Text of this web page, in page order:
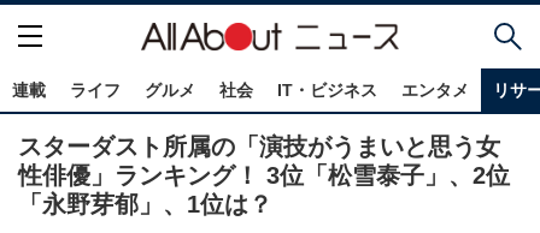
連載 ライフ グルメ 社会 IT・ビジネス エンタメ リサ
スターダスト所属の「演技がうまいと思う女
性俳優」ランキング！ 3位「松雪泰子」、2位
「永野芽郁」、1位は？